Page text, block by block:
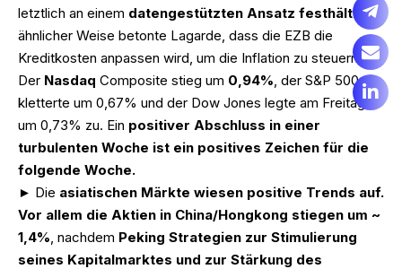
letztlich an einem datengestützten Ansatz festhält. In
ähnlicher Weise betonte Lagarde, dass die EZB die
Kreditkosten anpassen wird, um die Inflation zu steuern.
Der Nasdaq Composite stieg um 0,94%, der S&P 500
kletterte um 0,67% und der Dow Jones legte am Freitag
um 0,73% zu. Ein positiver Abschluss in einer
turbulenten Woche ist ein positives Zeichen für die
folgende Woche.
► Die asiatischen Märkte wiesen positive Trends auf.
Vor allem die Aktien in China/Hongkong stiegen um ~
1,4%, nachdem Peking Strategien zur Stimulierung
seines Kapitalmarktes und zur Stärkung des